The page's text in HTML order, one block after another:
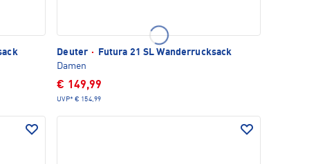
Deuter ·
Futura 21 SL Wanderrucksack
Damen
€ 149,99
UVP* € 154,99